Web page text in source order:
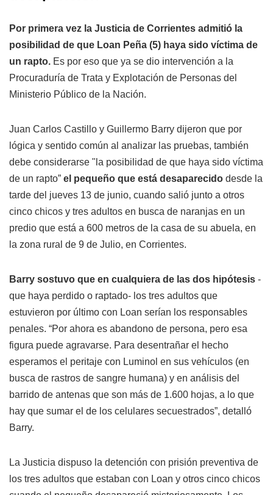
Por primera vez la Justicia de Corrientes admitió la
posibilidad de que Loan Peña (5) haya sido víctima de
un rapto. Es por eso que ya se dio intervención a la
Procuraduría de Trata y Explotación de Personas del
Ministerio Público de la Nación.
Juan Carlos Castillo y Guillermo Barry dijeron que por
lógica y sentido común al analizar las pruebas, también
debe considerarse "la posibilidad de que haya sido víctima
de un rapto” el pequeño que está desaparecido desde la
tarde del jueves 13 de junio, cuando salió junto a otros
cinco chicos y tres adultos en busca de naranjas en un
predio que está a 600 metros de la casa de su abuela, en
la zona rural de 9 de Julio, en Corrientes.
Barry sostuvo que en cualquiera de las dos hipótesis -
que haya perdido o raptado- los tres adultos que
estuvieron por último con Loan serían los responsables
penales. “Por ahora es abandono de persona, pero esa
figura puede agravarse. Para desentrañar el hecho
esperamos el peritaje con Luminol en sus vehículos (en
busca de rastros de sangre humana) y en análisis del
barrido de antenas que son más de 1.600 hojas, a lo que
hay que sumar el de los celulares secuestrados”, detalló
Barry.
La Justicia dispuso la detención con prisión preventiva de
los tres adultos que estaban con Loan y otros cinco chicos